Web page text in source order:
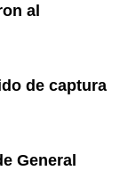
al
de captura
General